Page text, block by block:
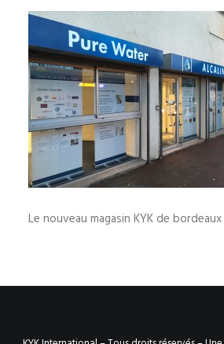
Le nouveau magasin KYK de bordeaux